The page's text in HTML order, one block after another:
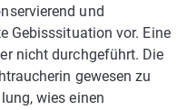
und
Gebisssituation vor. Eine
nicht durchgeführt. Die
gewesen zu
wies einen